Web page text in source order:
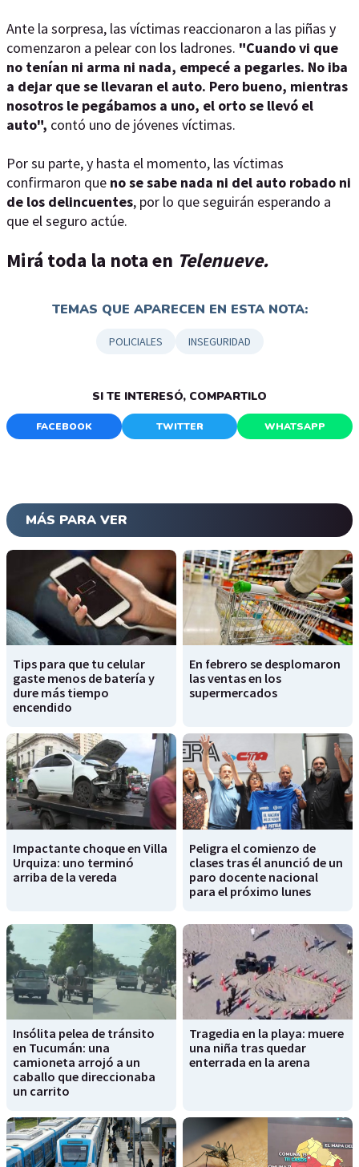
Ante la sorpresa, las víctimas reaccionaron a las piñas y
comenzaron a pelear con los ladrones. "Cuando vi que
no tenían ni arma ni nada, empecé a pegarles. No iba
a dejar que se llevaran el auto. Pero bueno, mientras
nosotros le pegábamos a uno, el orto se llevó el
auto", contó uno de jóvenes víctimas.
Por su parte, y hasta el momento, las víctimas
confirmaron que no se sabe nada ni del auto robado ni
de los delincuentes, por lo que seguirán esperando a
que el seguro actúe.
Mirá toda la nota en Telenueve.
TEMAS QUE APARECEN EN ESTA NOTA:
POLICIALES INSEGURIDAD
SI TE INTERESÓ, COMPARTILO
FACEBOOK TWITTER WHATSAPP
MÁS PARA VER
Tips para que tu celular
gaste menos de batería y
dure más tiempo
encendido
En febrero se desplomaron
las ventas en los
supermercados
Impactante choque en Villa
Urquiza: uno terminó
arriba de la vereda
Peligra el comienzo de
clases tras él anunció de un
paro docente nacional
para el próximo lunes
Insólita pelea de tránsito
en Tucumán: una
camioneta arrojó a un
caballo que direccionaba
un carrito
Tragedia en la playa: muere
una niña tras quedar
enterrada en la arena